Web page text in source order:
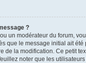
?
un modérateur du forum,
que le message initial ait
de la modification. Ce petit
noter que les